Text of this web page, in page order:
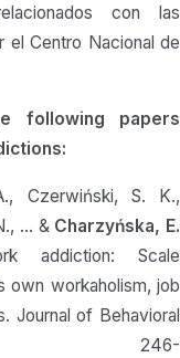
con las
el Centro Nacional de
following papers
Czerwiński, S. K.,
… & Charzyńska, E.
addiction: Scale
own workaholism, job
Journal of Behavioral
246-